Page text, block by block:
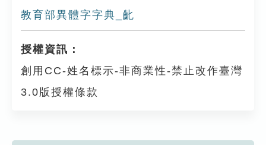
教育部異體字字典_齔
授權資訊：
創用CC-姓名標示-非商業性-禁止改作臺灣
3.0版授權條款